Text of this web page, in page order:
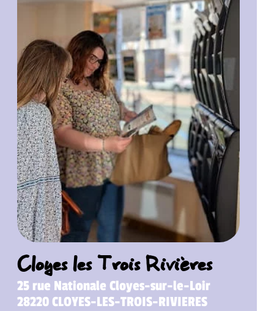
Cloyes les Trois Rivières
25 rue Nationale Cloyes-sur-le-Loir
28220 CLOYES-LES-TROIS-RIVIERES